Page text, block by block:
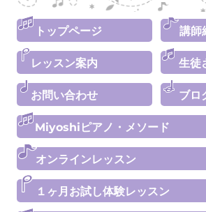
トップページ 講師
レッスン案内 生徒
お問い合わせ ブロ
Miyoshiピアノ・メソード
オンラインレッスン
１ヶ月お試し体験レッスン